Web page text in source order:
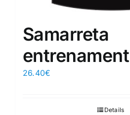
Samarreta
entrenament
26.40€
Details